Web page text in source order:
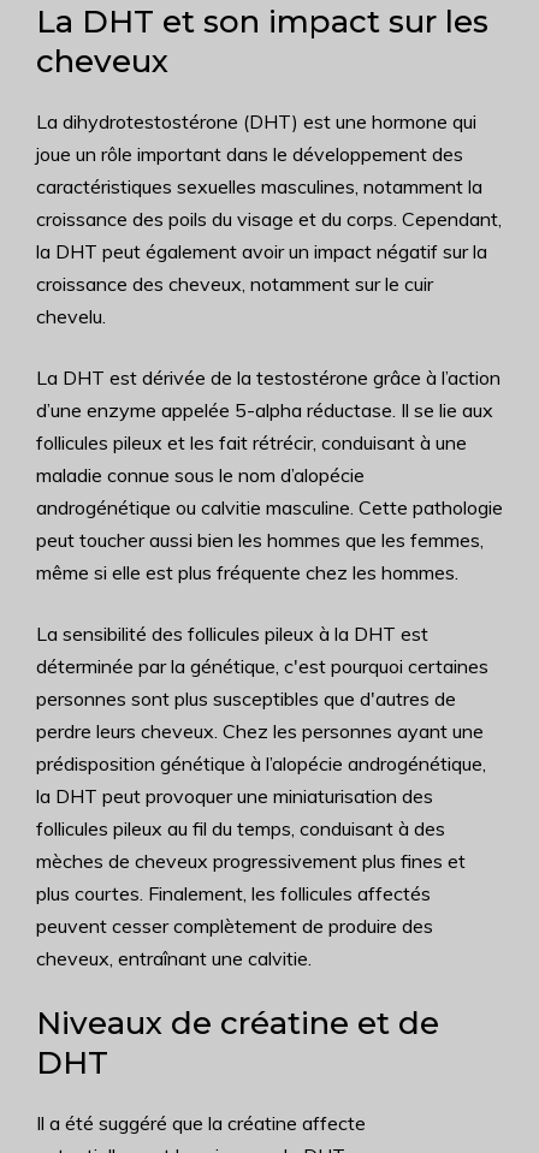
La DHT et son impact sur les
cheveux
La dihydrotestostérone (DHT) est une hormone qui
joue un rôle important dans le développement des
caractéristiques sexuelles masculines, notamment la
croissance des poils du visage et du corps. Cependant,
la DHT peut également avoir un impact négatif sur la
croissance des cheveux, notamment sur le cuir
chevelu.
La DHT est dérivée de la testostérone grâce à l’action
d’une enzyme appelée 5-alpha réductase. Il se lie aux
follicules pileux et les fait rétrécir, conduisant à une
maladie connue sous le nom d’alopécie
androgénétique ou calvitie masculine. Cette pathologie
peut toucher aussi bien les hommes que les femmes,
même si elle est plus fréquente chez les hommes.
La sensibilité des follicules pileux à la DHT est
déterminée par la génétique, c'est pourquoi certaines
personnes sont plus susceptibles que d'autres de
perdre leurs cheveux. Chez les personnes ayant une
prédisposition génétique à l’alopécie androgénétique,
la DHT peut provoquer une miniaturisation des
follicules pileux au fil du temps, conduisant à des
mèches de cheveux progressivement plus fines et
plus courtes. Finalement, les follicules affectés
peuvent cesser complètement de produire des
cheveux, entraînant une calvitie.
Niveaux de créatine et de
DHT
Il a été suggéré que la créatine affecte